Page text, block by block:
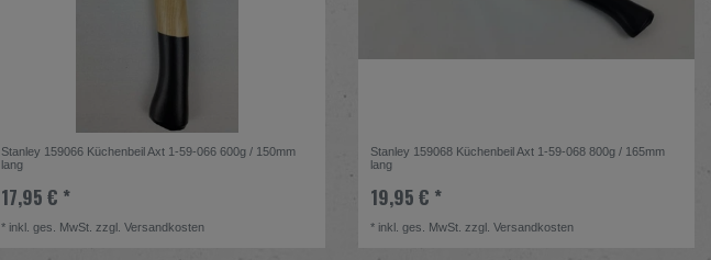
Stanley 159066 Küchenbeil Axt 1-59-066 600g / 150mm
lang
17,95 € *
* inkl. ges. MwSt. zzgl.Versandkosten
Stanley 159068 Küchenbeil Axt 1-59-068 800g / 165mm
lang
19,95 € *
* inkl. ges. MwSt. zzgl.Versandkosten